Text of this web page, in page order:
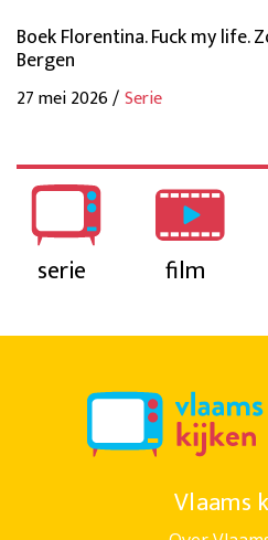
Boek Florentina. Fuck my life.
Bergen
27 mei 2026 /Serie
serie film
Vlaams